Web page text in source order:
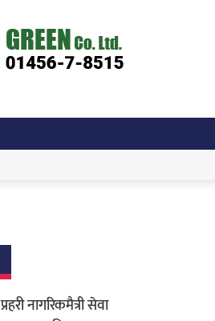
प्रहरी नागरिकमैत्री सेवा